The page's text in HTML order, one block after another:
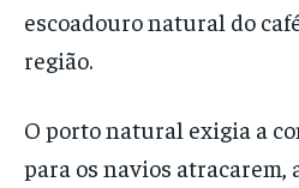
escoadouro natural do
região.
O porto natural exigia a
para os navios atracarem,